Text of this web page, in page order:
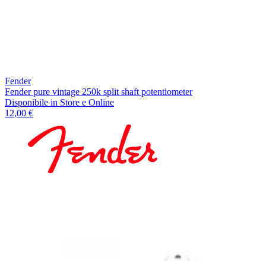
Fender
Fender pure vintage 250k split shaft potentiometer
Disponibile in Store e Online
12,00 €